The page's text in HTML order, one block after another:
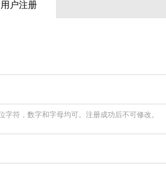
用户注册
字符，数字和字母均可。注册成功后不可修改。